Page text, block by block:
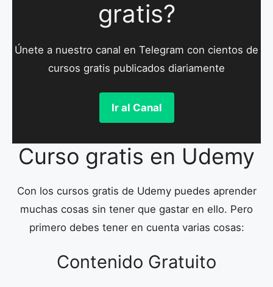
gratis?
Únete a nuestro canal en Telegram con cientos de
cursos gratis publicados diariamente
Ir al Canal
Curso gratis en Udemy
Con los cursos gratis de Udemy puedes aprender
muchas cosas sin tener que gastar en ello. Pero
primero debes tener en cuenta varias cosas:
Contenido Gratuito